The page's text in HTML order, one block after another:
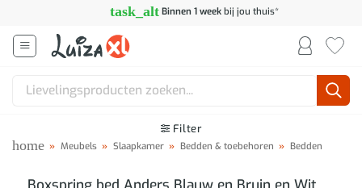
inhoud
task_alt Binnen 1 weekbij jou thuis*
Zoeken
Filter
home » Meubels » Slaapkamer » Bedden & toebehoren » Bedden